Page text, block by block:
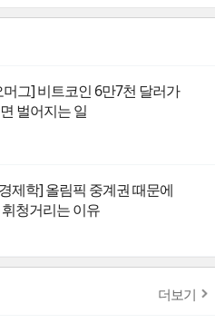
그] 비트코인 6만7천 달러가
벌어지는 일
제학] 올림픽 중계권 때문에
휘청거리는 이유
더보기